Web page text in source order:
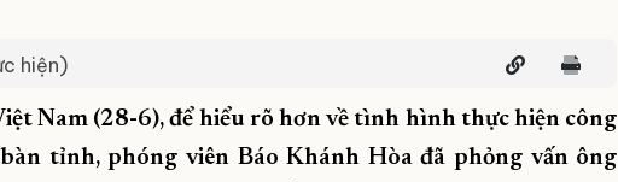
hiện)
Nam (28-6), để hiểu rõ hơn về tình hình thực hiện công
tỉnh, phóng viên Báo Khánh Hòa đã phỏng vấn ông